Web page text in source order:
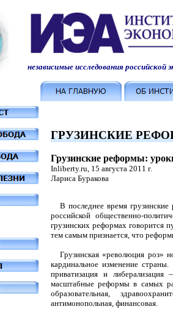
независимые исследования российской
ГРУЗИНСКИЕ
Грузинские реформы:
Inliberty.ru, 15 августа 2011 г.
Лариса Буракова
В последнее время грузинские
российской общественно-
грузинских реформах говорится
тем самым признается, что
Грузинская «революция роз»
кардинальное изменение
приватизация и либерализация
масштабные реформы в самых
образовательная,
антимонопольная, финансовая.